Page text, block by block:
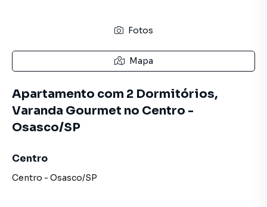
Fotos
Mapa
Apartamento com 2 Dormitórios,
Varanda Gourmet no Centro -
Osasco/SP
Centro
Centro - Osasco/SP